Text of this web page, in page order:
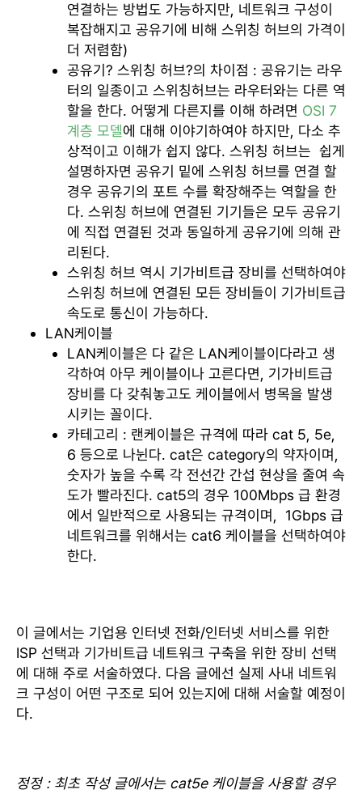
연결하는 방법도 가능하지만, 네트워크 구성이
복잡해지고 공유기에 비해 스위칭 허브의 가격이
더 저렴함)
공유기? 스위칭 허브?의 차이점 : 공유기는 라우
터의 일종이고 스위칭허브는 라우터와는 다른 역
할을 한다. 어떻게 다른지를 이해 하려면 OSI 7
계층 모델에 대해 이야기하여야 하지만, 다소 추
상적이고 이해가 쉽지 않다. 스위칭 허브는 쉽게
설명하자면 공유기 밑에 스위칭 허브를 연결 할
경우 공유기의 포트 수를 확장해주는 역할을 한
다. 스위칭 허브에 연결된 기기들은 모두 공유기
에 직접 연결된 것과 동일하게 공유기에 의해 관
리된다.
스위칭 허브 역시 기가비트급 장비를 선택하여야
스위칭 허브에 연결된 모든 장비들이 기가비트급
속도로 통신이 가능하다.
LAN케이블
LAN케이블은 다 같은 LAN케이블이다라고 생
각하여 아무 케이블이나 고른다면, 기가비트급
장비를 다 갖춰놓고도 케이블에서 병목을 발생
시키는 꼴이다.
카테고리 : 랜케이블은 규격에 따라 cat 5, 5e,
6 등으로 나뉜다. cat은 category의 약자이며,
숫자가 높을 수록 각 전선간 간섭 현상을 줄여 속
도가 빨라진다. cat5의 경우 100Mbps 급 환경
에서 일반적으로 사용되는 규격이며, 1Gbps 급
네트워크를 위해서는 cat6 케이블을 선택하여야
한다.
이 글에서는 기업용 인터넷 전화/인터넷 서비스를 위한
ISP 선택과 기가비트급 네트워크 구축을 위한 장비 선택
에 대해 주로 서술하였다. 다음 글에선 실제 사내 네트워
크 구성이 어떤 구조로 되어 있는지에 대해 서술할 예정이
다.
정정 : 최초 작성 글에서는 cat5e 케이블을 사용할 경우